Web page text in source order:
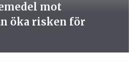
mot
öka risken för